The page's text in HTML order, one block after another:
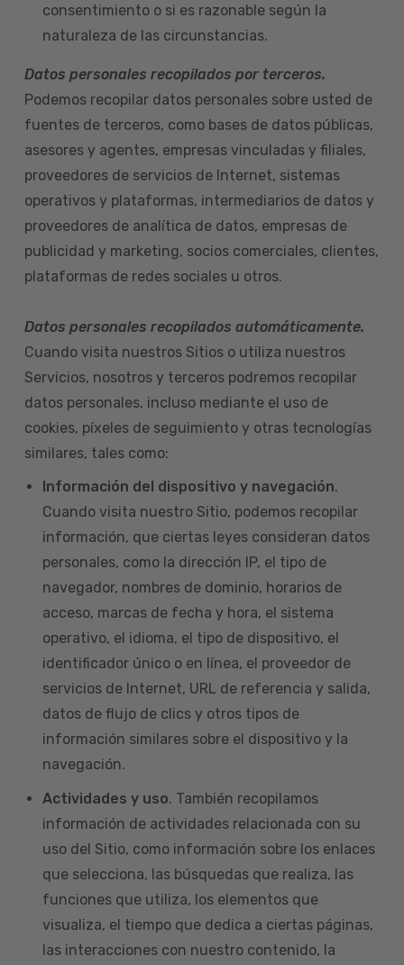
consentimiento o si es razonable según la
naturaleza de las circunstancias.
Datos personales recopilados por terceros.
Podemos recopilar datos personales sobre usted de
fuentes de terceros, como bases de datos públicas,
asesores y agentes, empresas vinculadas y filiales,
proveedores de servicios de Internet, sistemas
operativos y plataformas, intermediarios de datos y
proveedores de analítica de datos, empresas de
publicidad y marketing, socios comerciales, clientes,
plataformas de redes sociales u otros.
Datos personales recopilados automáticamente.
Cuando visita nuestros Sitios o utiliza nuestros
Servicios, nosotros y terceros podremos recopilar
datos personales, incluso mediante el uso de
cookies, píxeles de seguimiento y otras tecnologías
similares, tales como:
Información del dispositivo y navegación.
Cuando visita nuestro Sitio, podemos recopilar
información, que ciertas leyes consideran datos
personales, como la dirección IP, el tipo de
navegador, nombres de dominio, horarios de
acceso, marcas de fecha y hora, el sistema
operativo, el idioma, el tipo de dispositivo, el
identificador único o en línea, el proveedor de
servicios de Internet, URL de referencia y salida,
datos de flujo de clics y otros tipos de
información similares sobre el dispositivo y la
navegación.
Actividades y uso. También recopilamos
información de actividades relacionada con su
uso del Sitio, como información sobre los enlaces
que selecciona, las búsquedas que realiza, las
funciones que utiliza, los elementos que
visualiza, el tiempo que dedica a ciertas páginas,
las interacciones con nuestro contenido, la